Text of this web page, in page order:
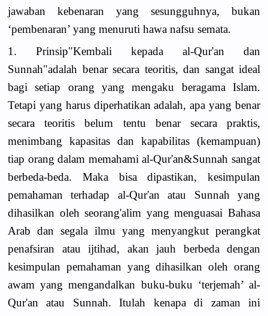
jawaban kebenaran yang sesungguhnya, bukan
‘pembenaran’ yang menuruti hawa nafsu semata.
1. Prinsip"Kembali kepada al-Qur'an dan
Sunnah"adalah benar secara teoritis, dan sangat ideal
bagi setiap orang yang mengaku beragama Islam.
Tetapi yang harus diperhatikan adalah, apa yang benar
secara teoritis belum tentu benar secara praktis,
menimbang kapasitas dan kapabilitas (kemampuan)
tiap orang dalam memahami al-Qur'an&Sunnah sangat
berbeda-beda. Maka bisa dipastikan, kesimpulan
pemahaman terhadap al-Qur'an atau Sunnah yang
dihasilkan oleh seorang'alim yang menguasai Bahasa
Arab dan segala ilmu yang menyangkut perangkat
penafsiran atau ijtihad, akan jauh berbeda dengan
kesimpulan pemahaman yang dihasilkan oleh orang
awam yang mengandalkan buku-buku ‘terjemah’ al-
Qur'an atau Sunnah. Itulah kenapa di zaman ini